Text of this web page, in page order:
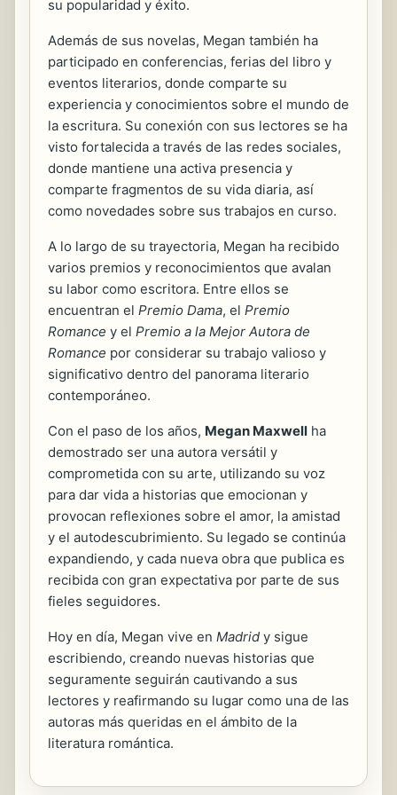
su popularidad y éxito.
Además de sus novelas, Megan también ha
participado en conferencias, ferias del libro y
eventos literarios, donde comparte su
experiencia y conocimientos sobre el mundo de
la escritura. Su conexión con sus lectores se ha
visto fortalecida a través de las redes sociales,
donde mantiene una activa presencia y
comparte fragmentos de su vida diaria, así
como novedades sobre sus trabajos en curso.
A lo largo de su trayectoria, Megan ha recibido
varios premios y reconocimientos que avalan
su labor como escritora. Entre ellos se
encuentran el Premio Dama, el Premio
Romance y el Premio a la Mejor Autora de
Romance por considerar su trabajo valioso y
significativo dentro del panorama literario
contemporáneo.
Con el paso de los años, Megan Maxwell ha
demostrado ser una autora versátil y
comprometida con su arte, utilizando su voz
para dar vida a historias que emocionan y
provocan reflexiones sobre el amor, la amistad
y el autodescubrimiento. Su legado se continúa
expandiendo, y cada nueva obra que publica es
recibida con gran expectativa por parte de sus
fieles seguidores.
Hoy en día, Megan vive en Madrid y sigue
escribiendo, creando nuevas historias que
seguramente seguirán cautivando a sus
lectores y reafirmando su lugar como una de las
autoras más queridas en el ámbito de la
literatura romántica.